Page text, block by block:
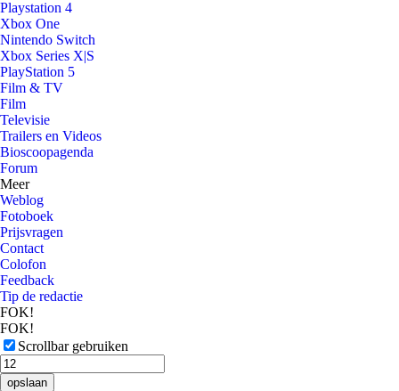
Playstation 4
Xbox One
Nintendo Switch
Xbox Series X|S
PlayStation 5
Film & TV
Film
Televisie
Trailers en Videos
Bioscoopagenda
Forum
Meer
Weblog
Fotoboek
Prijsvragen
Contact
Colofon
Feedback
Tip de redactie
FOK!
FOK!
Scrollbar gebruiken
opslaan